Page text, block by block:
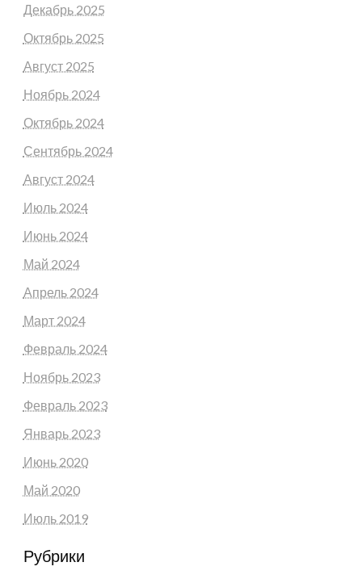
Декабрь 2025
Октябрь 2025
Август 2025
Ноябрь 2024
Октябрь 2024
Сентябрь 2024
Август 2024
Июль 2024
Июнь 2024
Май 2024
Апрель 2024
Март 2024
Февраль 2024
Ноябрь 2023
Февраль 2023
Январь 2023
Июнь 2020
Май 2020
Июль 2019
Рубрики